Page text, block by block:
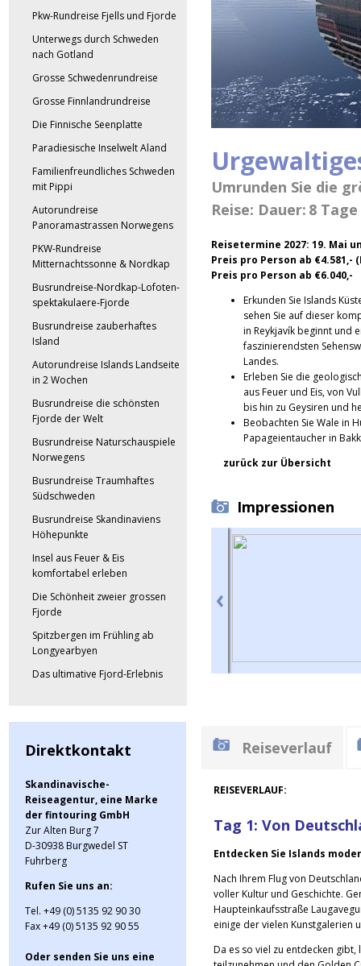
Pkw-Rundreise Fjells und Fjorde
Unterwegs durch Schweden
nach Gotland
Grosse Schwedenrundreise
Grosse Finnlandrundreise
Die Finnische Seenplatte
Paradiesische Inselwelt Aland
Familienfreundliches Schweden
mit Pippi
Autorundreise
Panoramastrassen Norwegens
PKW-Rundreise
Mitternachtssonne & Nordkap
Busrundreise-Nordkap-Lofoten-
spektakulaere-Fjorde
Busrundreise zauberhaftes
Island
Autorundreise Islands Landseite
in 2 Wochen
Busrundreise die schönsten
Fjorde der Welt
Busrundreise Naturschauspiele
Norwegens
Busrundreise Traumhaftes
Südschweden
Busrundreise Skandinaviens
Höhepunkte
Insel aus Feuer & Eis
komfortabel erleben
Die Schönheit zweier grossen
Fjorde
Spitzbergen im Frühling ab
Longyearbyen
Das ultimative Fjord-Erlebnis
Direktkontakt
Skandinavische-
Reiseagentur, eine Marke
der fintouring GmbH
Zur Alten Burg 7
D-30938 Burgwedel ST
Fuhrberg
Rufen Sie uns an:
Tel. +49 (0) 5135 92 90 30
Fax +49 (0) 5135 92 90 55
Oder senden Sie uns eine
Umrunden Sie die
Reise: Dauer: 8 Tage
Reisetermine 2027: 19. Mai
Preis pro Person ab
Preis pro Person ab €6.040,-
Erkunden Sie Islands
sehen Sie auf dieser
in Reykjavík beginnt und
faszinierendsten
Landes.
Erleben Sie die
aus Feuer und Eis, von
bis hin zu Geysiren und
Beobachten Sie Wale in
Papageientaucher in
zurück zur Übersicht
Impressionen
Reiseverlauf
REISEVERLAUF:
Tag 1: Von
Entdecken Sie Islands
Nach Ihrem Flug von
voller Kultur und Geschichte.
Haupteinkaufsstraße
einige der vielen Kunstgalerien
Da es so viel zu entdecken